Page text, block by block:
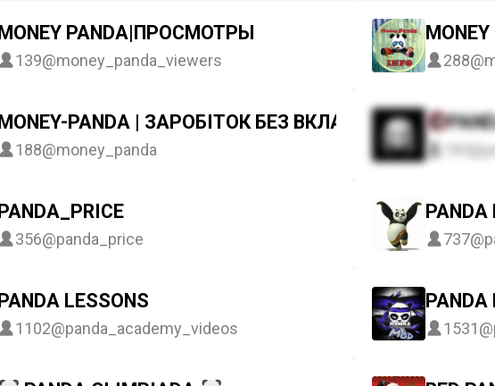
MONEY PANDA|ПРОСМОТРЫ
139@money_panda_viewers 288
MONEY-PANDA | ЗАРОБІТОК БЕЗ ВКЛАДЕНЬ
188@money_panda 183
PANDA_PRICE
356@panda_price
PANDA
737
PANDA LESSONS
1102@panda_academy_videos
PANDA
1531